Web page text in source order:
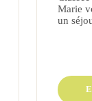
Marie
un